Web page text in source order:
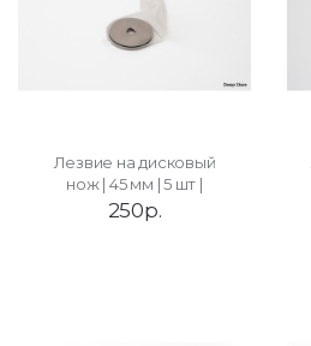
Лезвие на дисковый
нож | 45 мм | 5 шт |
250р.